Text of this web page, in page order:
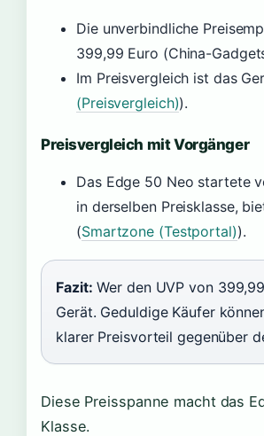
Die unverbindliche
399,99 Euro (China-
Im Preisvergleich ist das
(Preisvergleich)).
Preisvergleich mit Vorgänger
Das Edge 50 Neo startete
in derselben Preisklasse,
(Smartzone (Testportal)).
Fazit: Wer den UVP von
Gerät. Geduldige Käufer
klarer Preisvorteil gegenüber
Diese Preisspanne macht das
Klasse.